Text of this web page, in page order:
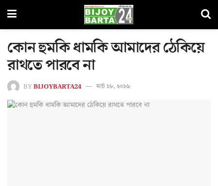
কোন হুমকি ধামকি আমাদের ঠেকিয়ে
রাথতে পারবে না
BYBIJOYBARTA24 মার্চ ১৮, ২০১৬